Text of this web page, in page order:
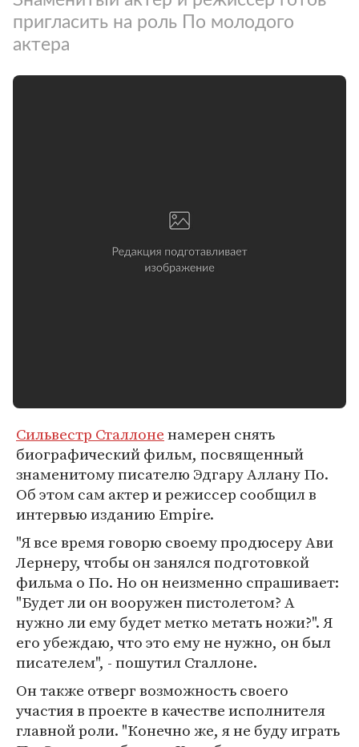
пригласить на роль По молодого
актера
Сильвестр Сталлоненамерен снять
биографический фильм, посвященный
знаменитому писателю Эдгару Аллану По.
Об этом сам актер и режиссер сообщил в
интервью изданию Empire.
"Я все время говорю своему продюсеру Ави
Лернеру, чтобы он занялся подготовкой
фильма о По. Но он неизменно спрашивает:
"Будет ли он вооружен пистолетом? А
нужно ли ему будет метко метать ножи?". Я
его убеждаю, что это ему не нужно, он был
писателем", - пошутил Сталлоне.
Он также отверг возможность своего
участия в проекте в качестве исполнителя
главной роли. "Конечно же, я не буду играть